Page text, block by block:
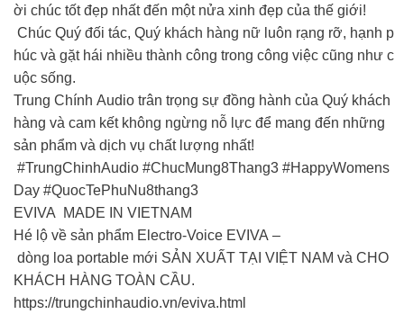
ời chúc tốt đẹp nhất đến một nửa xinh đẹp của thế giới!
Chúc Quý đối tác, Quý khách hàng nữ luôn rạng rỡ, hạnh p
húc và gặt hái nhiều thành công trong công việc cũng như c
uộc sống.
Trung Chính Audio trân trọng sự đồng hành của Quý khách
hàng và cam kết không ngừng nỗ lực để mang đến những
sản phẩm và dịch vụ chất lượng nhất!
#TrungChinhAudio #ChucMung8Thang3 #HappyWomens
Day #QuocTePhuNu8thang3
EVIVA MADE IN VIETNAM
Hé lộ về sản phẩm Electro-Voice EVIVA –
dòng loa portable mới SẢN XUẤT TẠI VIỆT NAM và CHO
KHÁCH HÀNG TOÀN CẦU.
https://trungchinhaudio.vn/eviva.html